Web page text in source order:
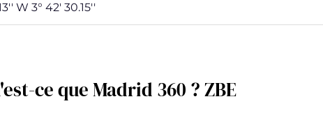
W 3° 42' 30.15''
ce que Madrid 360 ? ZBE